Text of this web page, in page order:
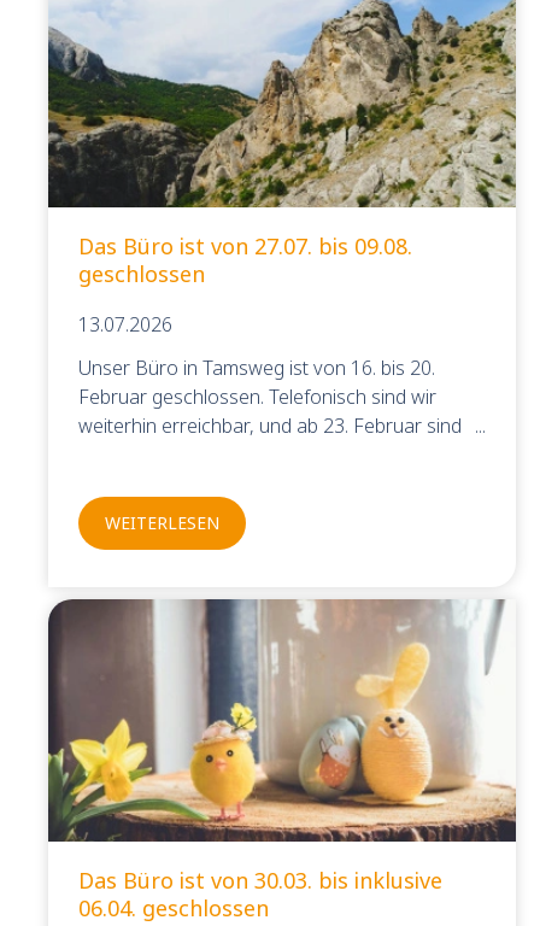
Das Büro ist von 27.07. bis 09.08.
geschlossen
13.07.2026
Unser Büro in Tamsweg ist von 16. bis 20.
Februar geschlossen. Telefonisch sind wir
weiterhin erreichbar, und ab 23. Februar sind
WEITERLESEN
Das Büro ist von 30.03. bis inklusive
06.04. geschlossen